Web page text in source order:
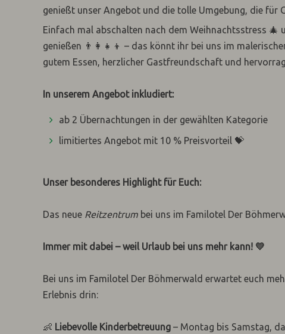
genießt unser Angebot und die tolle Umgebung, die für
Einfach mal abschalten nach dem Weihnachtsstress
genießen 👨‍👩‍👧‍👦 – das könnt ihr bei uns im
gutem Essen, herzlicher Gastfreundschaft und
In unserem Angebot inkludiert:
ab 2 Übernachtungen in der gewählten Kategorie
limitiertes Angebot mit 10 % Preisvorteil 💝
Unser besonderes Highlight für Euch:
Das neue Reitzentrum bei uns im Familotel Der
Immer mit dabei – weil Urlaub bei uns mehr kann! 💛
Bei uns im Familotel Der Böhmerwald erwartet euch
Erlebnis drin:
👶 Liebevolle Kinderbetreuung – Montag bis Samstag,